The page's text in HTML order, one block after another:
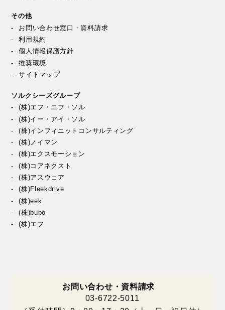
その他
お問い合わせ窓口・資料請求
利用規約
個人情報保護方針
推奨環境
サイトマップ
ソルクシーズグループ
(株)エフ・エフ・ソル
(株)イー・アイ・ソル
(株)インフィニットコンサルティング
(株)ノイマン
(株)エクスモーション
(株)コアネクスト
(株)アスウェア
(株)Fleekdrive
(株)eek
(株)bubo
(株)エフ
お問い合わせ・資料請求
03-6722-5011